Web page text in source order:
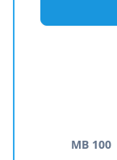
100 MB